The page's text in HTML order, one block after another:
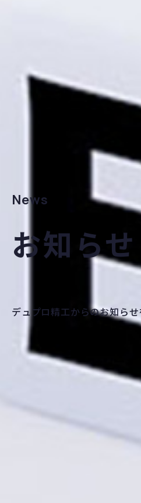
News
お知らせ
デュプロ精工からのお知らせ